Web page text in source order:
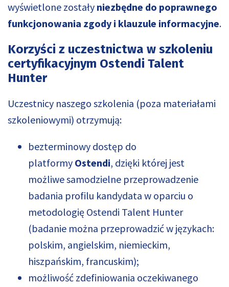
wyświetlone zostały niezbędne do poprawnego
funkcjonowania zgody i klauzule informacyjne.
Korzyści z uczestnictwa w szkoleniu
certyfikacyjnym Ostendi Talent
Hunter
Uczestnicy naszego szkolenia (poza materiałami
szkoleniowymi) otrzymują:
bezterminowy dostęp do
platformy Ostendi, dzięki której jest
możliwe samodzielne przeprowadzenie
badania profilu kandydata w oparciu o
metodologię Ostendi Talent Hunter
(badanie można przeprowadzić w językach:
polskim, angielskim, niemieckim,
hiszpańskim, francuskim);
możliwość zdefiniowania oczekiwanego